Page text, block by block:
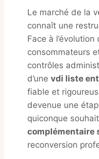
Le marché de la
connaît une
Face à
consommateurs
contrôles
d’une vdi liste
fiable et
devenue une
quiconque
complémentaire
reconversion